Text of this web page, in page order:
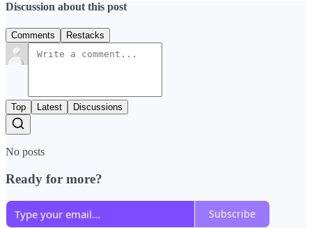
Discussion about this post
Comments Restacks
Top Latest Discussions
No posts
Ready for more?
Subscribe